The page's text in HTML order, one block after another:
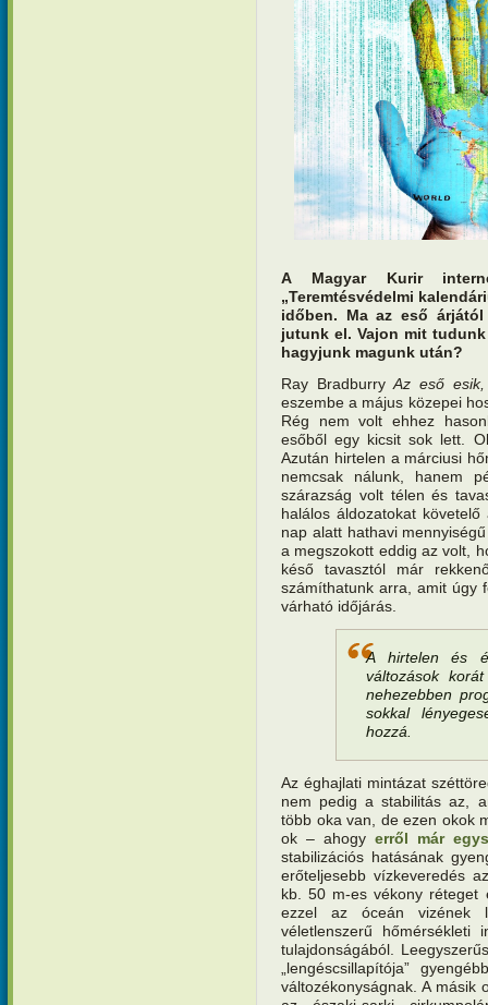
A Magyar Kurir
„Teremtésvédelmi
időben. Ma az eső
jutunk el. Vajon mit
hagyjunk magunk után?
Ray BradburryAz eső
eszembe a május közepei
Rég nem volt ehhez
esőből egy kicsit sok lett.
Azután hirtelen a márciusi
nemcsak nálunk, hanem
szárazság volt télen és
halálos áldozatokat
nap alatt hathavi
a megszokott eddig az volt,
késő tavasztól már
számíthatunk arra, amit úgy
várható időjárás.
A hirtelen és
változások
nehezebben
sokkal
hozzá.
Az éghajlati mintázat
nem pedig a stabilitás az,
több oka van, de ezen okok
ok – ahogyerről már
stabilizációs hatásának
erőteljesebb vízkeveredés
kb. 50 m-es vékony réteget
ezzel az óceán vizének
véletlenszerű hőmérsékleti
tulajdonságából.
„lengéscsillapítója”
változékonyságnak. A